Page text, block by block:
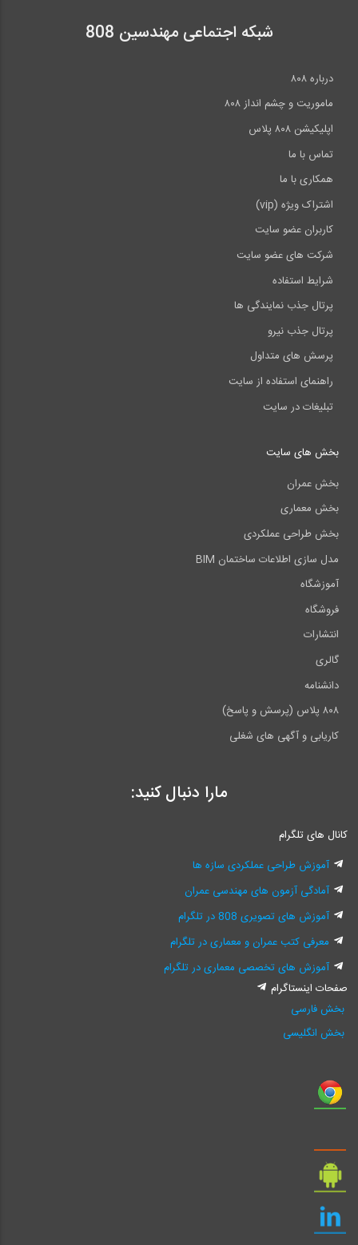
شبکه اجتماعی مهندسین 808
درباره ۸۰۸
ماموریت و چشم انداز ۸۰۸
اپلیکیشن ۸۰۸ پلاس
تماس با ما
همکاری با ما
اشتراک ویژه (vip)
کاربران عضو سایت
شرکت های عضو سایت
شرایط استفاده
پرتال جذب نمایندگی ها
پرتال جذب نیرو
پرسش های متداول
راهنمای استفاده از سایت
تبلیغات در سایت
بخش های سایت
بخش عمران
بخش معماری
بخش طراحی عملکردی
مدل سازی اطلاعات ساختمان BIM
آموزشگاه
فروشگاه
انتشارات
گالری
دانشنامه
۸۰۸ پلاس (پرسش و پاسخ)
کاریابی و آگهی های شغلی
مارا دنبال کنید:
کانال های تلگرام
آموزش طراحی عملکردی سازه ها
آمادگی آزمون های مهندسی عمران
آموزش های تصویری 808 در تلگرام
معرفی کتب عمران و معماری در تلگرام
آموزش های تخصصی معماری در تلگرام
صفحات اینستاگرام
بخش فارسی
بخش انگلیسی